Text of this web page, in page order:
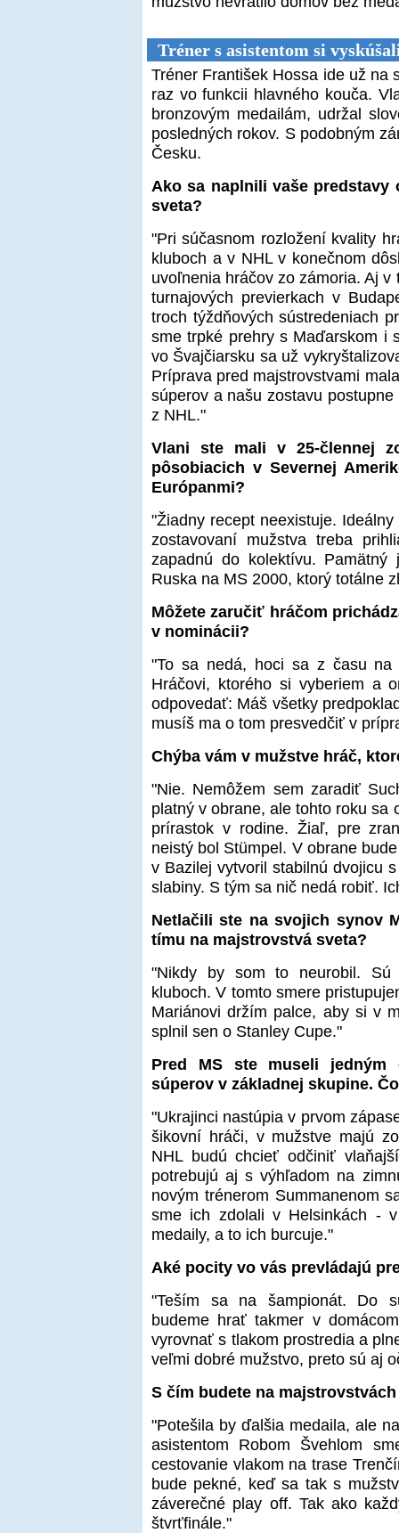
Tréner s asistentom si
Tréner František Hossa ide už na
raz vo funkcii hlavného kouča.
bronzovým medailám, udržal
posledných rokov. S podobným
Česku.
Ako sa naplnili vaše predstavy
sveta?
"Pri súčasnom rozložení kvality
kluboch a v NHL v konečnom
uvoľnenia hráčov zo zámoria. Aj
turnajových previerkach v
troch týždňových sústredeniach
sme trpké prehry s Maďarskom i
vo Švajčiarsku sa už
Príprava pred majstrovstvami
súperov a našu zostavu
z NHL."
Vlani ste mali v 25-člennej
pôsobiacich v Severnej
Európanmi?
"Žiadny recept neexistuje.
zostavovaní mužstva treba
zapadnú do kolektívu.
Ruska na MS 2000, ktorý totálne
Môžete zaručiť hráčom
v nominácii?
"To sa nedá, hoci sa z času na
Hráčovi, ktorého si vyberiem a
odpovedať: Máš všetky
musíš ma o tom presvedčiť v
Chýba vám v mužstve hráč,
"Nie. Nemôžem sem zaradiť
platný v obrane, ale tohto roku sa
prírastok v rodine. Žiaľ, pre
neistý bol Stümpel. V obrane
v Bazilej vytvoril stabilnú dvojicu
slabiny. S tým sa nič nedá robiť.
Netlačili ste na svojich synov
tímu na majstrovstvá sveta?
"Nikdy by som to neurobil. Sú
kluboch. V tomto smere
Mariánovi držím palce, aby si v
splnil sen o Stanley Cupe."
Pred MS ste museli
súperov v základnej skupine.
"Ukrajinci nastúpia v prvom
šikovní hráči, v mužstve majú
NHL budú chcieť odčiniť
potrebujú aj s výhľadom na
novým trénerom Summanenom
sme ich zdolali v Helsinkách -
medaily, a to ich burcuje."
Aké pocity vo vás prevládajú
"Teším sa na šampionát. Do
budeme hrať takmer v
vyrovnať s tlakom prostredia a
veľmi dobré mužstvo, preto sú aj
S čím budete na
"Potešila by ďalšia medaila, ale
asistentom Robom Švehlom
cestovanie vlakom na trase
bude pekné, keď sa tak s
záverečné play off. Tak ako
štvrťfinále."